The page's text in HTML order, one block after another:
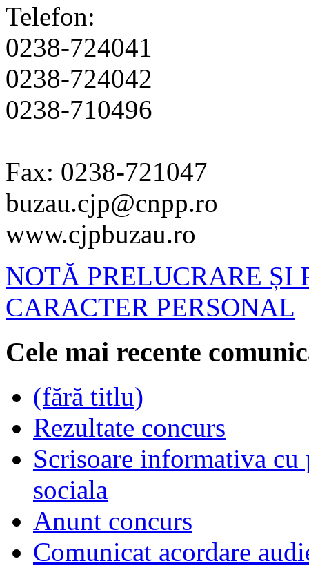
Telefon:
0238-724041
0238-724042
0238-710496
Fax: 0238-721047
buzau.cjp@cnpp.ro
www.cjpbuzau.ro
NOTĂ PRELUCRARE ȘI
CARACTER PERSONAL
Cele mai recente
(fără titlu)
Rezultate concurs
Scrisoare informativa
sociala
Anunt concurs
Comunicat acordare